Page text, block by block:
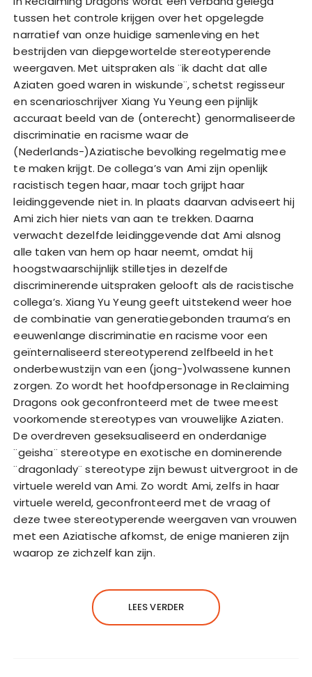
tussen het controle krijgen over het opgelegde
narratief van onze huidige samenleving en het
bestrijden van diepgewortelde stereotyperende
weergaven. Met uitspraken als ¨ik dacht dat alle
Aziaten goed waren in wiskunde¨, schetst regisseur
en scenarioschrijver Xiang Yu Yeung een pijnlijk
accuraat beeld van de (onterecht) genormaliseerde
discriminatie en racisme waar de
(Nederlands-)Aziatische bevolking regelmatig mee
te maken krijgt. De collega’s van Ami zijn openlijk
racistisch tegen haar, maar toch grijpt haar
leidinggevende niet in. In plaats daarvan adviseert hij
Ami zich hier niets van aan te trekken. Daarna
verwacht dezelfde leidinggevende dat Ami alsnog
alle taken van hem op haar neemt, omdat hij
hoogstwaarschijnlijk stilletjes in dezelfde
discriminerende uitspraken gelooft als de racistische
collega’s. Xiang Yu Yeung geeft uitstekend weer hoe
de combinatie van generatiegebonden trauma’s en
eeuwenlange discriminatie en racisme voor een
geïnternaliseerd stereotyperend zelfbeeld in het
onderbewustzijn van een (jong-)volwassene kunnen
zorgen. Zo wordt het hoofdpersonage in Reclaiming
Dragons ook geconfronteerd met de twee meest
voorkomende stereotypes van vrouwelijke Aziaten.
De overdreven geseksualiseerd en onderdanige
¨geisha¨ stereotype en exotische en dominerende
¨dragonlady¨ stereotype zijn bewust uitvergroot in de
virtuele wereld van Ami. Zo wordt Ami, zelfs in haar
virtuele wereld, geconfronteerd met de vraag of
deze twee stereotyperende weergaven van vrouwen
met een Aziatische afkomst, de enige manieren zijn
waarop ze zichzelf kan zijn.
LEES VERDER